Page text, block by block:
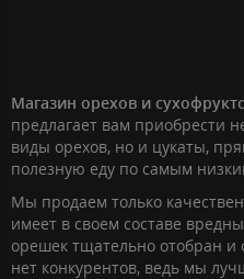
Магазин орехов и
предлагает вам приобрести
виды орехов, но и цукаты,
полезную еду по самым
Мы продаем только
имеет в своем составе
орешек тщательно отобран
нет конкурентов, ведь мы